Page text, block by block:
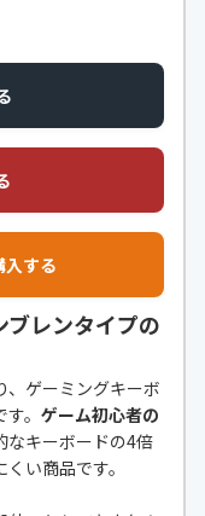
する
ブレンタイプの
、ゲーミングキーボ
。 ゲーム初心者の
なキーボードの4倍
い商品です。